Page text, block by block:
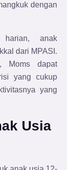
dengan
anak
dari MPASI.
Moms dapat
yang cukup
yang
Usia